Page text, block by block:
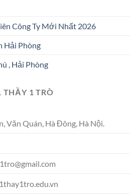
Công Ty Mới Nhất 2026
Hải Phòng
, Hải Phòng
THẦY 1 TRÒ
Văn Quán, Hà Đông, Hà Nội.